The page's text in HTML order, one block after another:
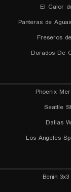
El Calor
Panteras de
Freseros
Dorados De
Phoenix
Seattle
Dallas
Los Angeles
Benin